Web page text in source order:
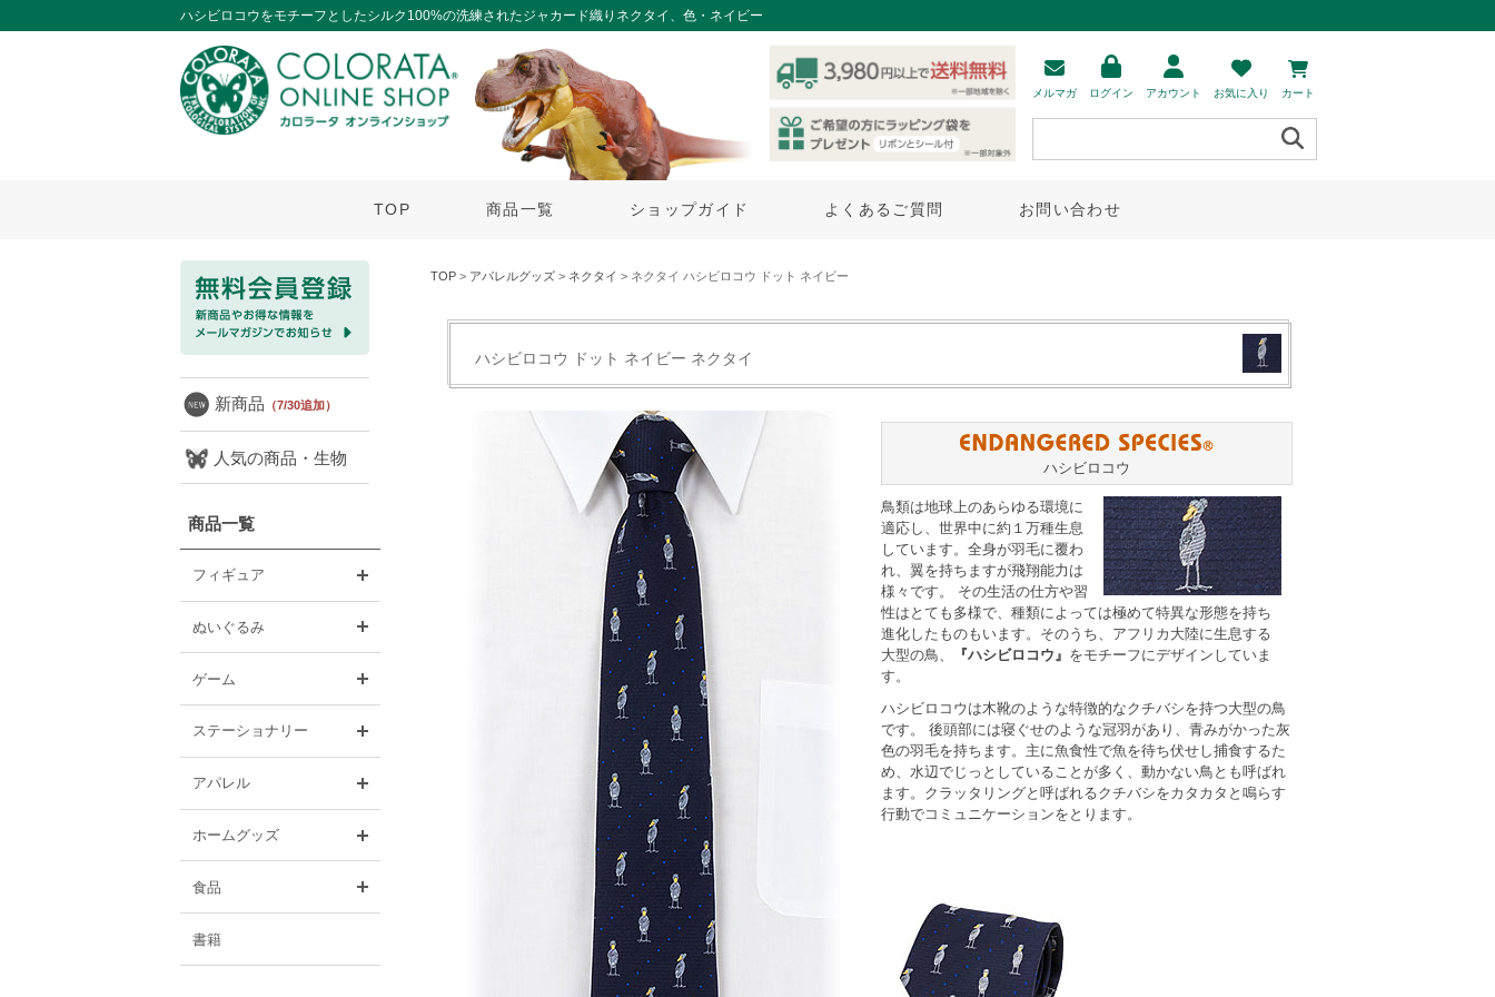
ハシビロコウをモチーフとしたシルク100%の洗練されたジャカード織りネクタイ、色・ネイビー
メルマガ ログイン アカウント お気に入り カート
TOP 商品一覧 ショップガイド よくあるご質問 お問い合わせ
新商品 （7/30追加）
人気の商品・生物
商品一覧
フィギュア
ぬいぐるみ
ゲーム
ステーショナリー
アパレル
ホームグッズ
食品
書籍
TOP > アパレルグッズ > ネクタイ > ネクタイ ハシビロコウ ドット ネイビー
ハシビロコウ ドット ネイビー ネクタイ
ハシビロコウ
鳥類は地球上のあらゆる環境に
適応し、世界中に約１万種生息
しています。全身が羽毛に覆わ
れ、翼を持ちますが飛翔能力は
様々です。 その生活の仕方や習
性はとても多様で、種類によっては極めて特異な形態を持ち
進化したものもいます。そのうち、アフリカ大陸に生息する
大型の鳥、
『ハシビロコウ』 をモチーフにデザインしていま
す。
ハシビロコウは木靴のような特徴的なクチバシを持つ大型の鳥
です。 後頭部には寝ぐせのような冠羽があり、青みがかった灰
色の羽毛を持ちます。主に魚食性で魚を待ち伏せし捕食するた
め、水辺でじっとしていることが多く、動かない鳥とも呼ばれ
ます。クラッタリングと呼ばれるクチバシをカタカタと鳴らす
行動でコミュニケーションをとります。